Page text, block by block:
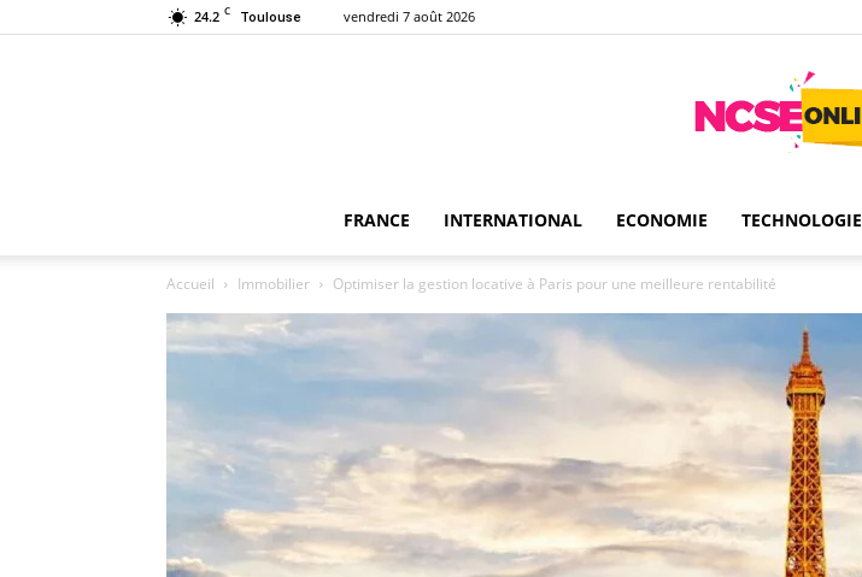
24.2 C Toulouse vendredi 7 août 2026
FRANCE INTERNATIONAL ECONOMIE TECHNOLOGIE
Accueil Immobilier Optimiser la gestion locative à Paris pour une meilleure rentabilité